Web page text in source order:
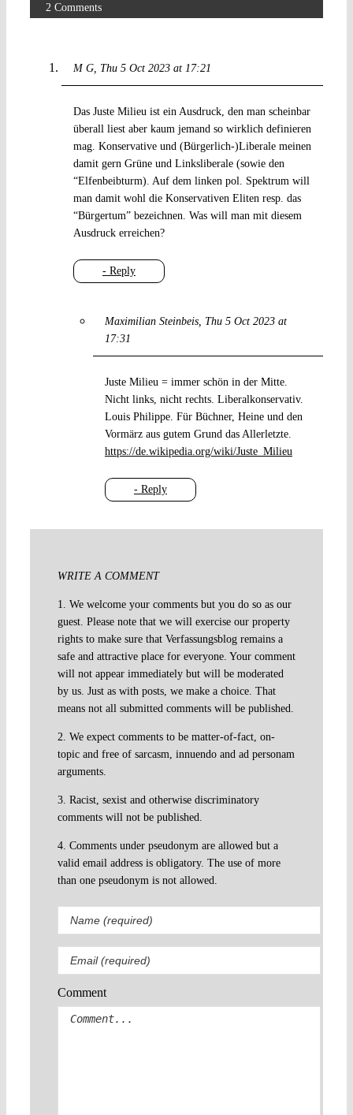
2 Comments
M G Thu 5 Oct 2023 at 17:21
- Reply
Das Juste Milieu ist ein Ausdruck, den man scheinbar
überall liest aber kaum jemand so wirklich definieren
mag. Konservative und (Bürgerlich-)Liberale meinen
damit gern Grüne und Linksliberale (sowie den
“Elfenbeibturm). Auf dem linken pol. Spektrum will
man damit wohl die Konservativen Eliten resp. das
“Bürgertum” bezeichnen. Was will man mit diesem
Ausdruck erreichen?
Maximilian Steinbeis
Thu 5 Oct 2023 at
17:31
- Reply
Juste Milieu = immer schön in der Mitte.
Nicht links, nicht rechts. Liberalkonservativ.
Louis Philippe. Für Büchner, Heine und den
Vormärz aus gutem Grund das Allerletzte.
https://de.wikipedia.org/wiki/Juste_Milieu
WRITE A COMMENT
1. We welcome your comments but you do so as our
guest. Please note that we will exercise our property
rights to make sure that Verfassungsblog remains a
safe and attractive place for everyone. Your comment
will not appear immediately but will be moderated
by us. Just as with posts, we make a choice. That
means not all submitted comments will be published.
2. We expect comments to be matter-of-fact, on-
topic and free of sarcasm, innuendo and ad personam
arguments.
3. Racist, sexist and otherwise discriminatory
comments will not be published.
4. Comments under pseudonym are allowed but a
valid email address is obligatory. The use of more
than one pseudonym is not allowed.
Comment